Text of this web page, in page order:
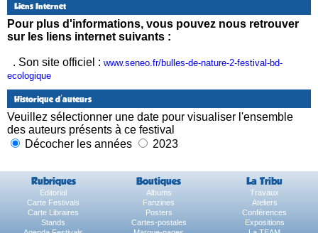
Liens Internet
Pour plus d'informations, vous pouvez nous retrouver
sur les liens internet suivants :
. Son site officiel : www.seneo.fr/bulles-de-nature-2-festival-bd-
ecologique
Historique d'auteurs
Veuillez sélectionner une date pour visualiser l'ensemble
des auteurs présents à ce festival
Décocher les années
2023
Rubriques Boutiques La Tribu
Éditorial Albums
Travaux
Carte Festivals
Fanzines
Ateliers
Carte Libraires
Posters
Conférences
Stands
Cartes-postales
Expositions